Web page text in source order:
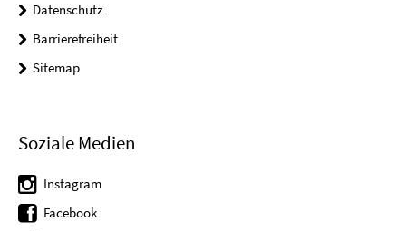
Datenschutz
Barrierefreiheit
Sitemap
Soziale Medien
Instagram
Facebook